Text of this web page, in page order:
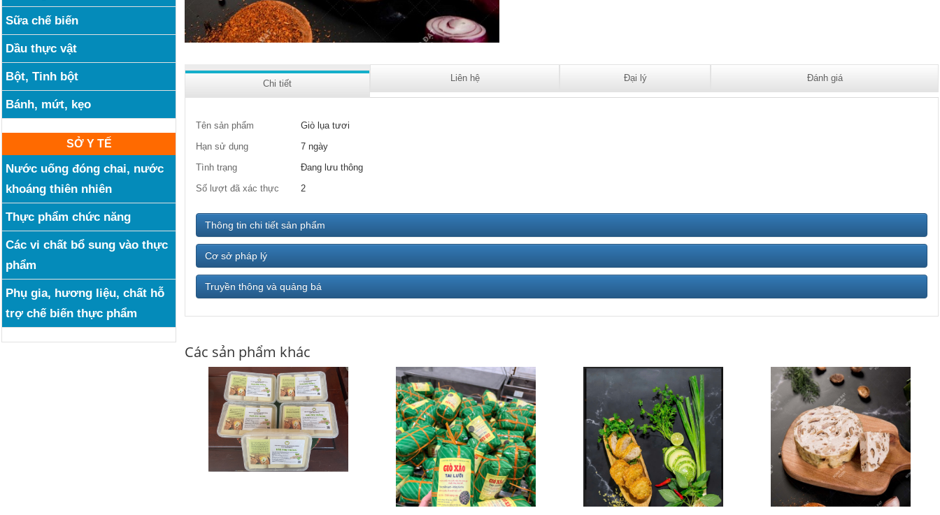
Sữa chế biến
Dầu thực vật
Bột, Tinh bột
Bánh, mứt, kẹo
SỞ Y TẾ
Nước uống đóng chai, nước
khoáng thiên nhiên
Thực phẩm chức năng
Các vi chất bổ sung vào thực
phẩm
Phụ gia, hương liệu, chất hỗ
trợ chế biến thực phẩm
Chi tiết
Liên hệ Đại lý Đánh giá
Tên sản phẩm
Giò lụa tươi
Hạn sử dụng
7 ngày
Tình trạng
Đang lưu thông
Số lượt đã xác thực
2
Thông tin chi tiết sản phẩm
Cơ sở pháp lý
Truyền thông và quảng bá
Các sản phẩm khác